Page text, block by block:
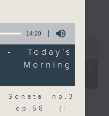
soundtrack to
start the
開始
2:44:29
本 Full (HKT
14:20
- Today's
Sonata no.3
op.58 (ii.